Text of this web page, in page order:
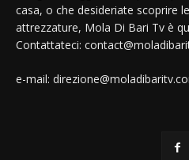
casa, o che desideriate scoprire
attrezzature, Mola Di Bari Tv è
Contattateci:
e-mail: